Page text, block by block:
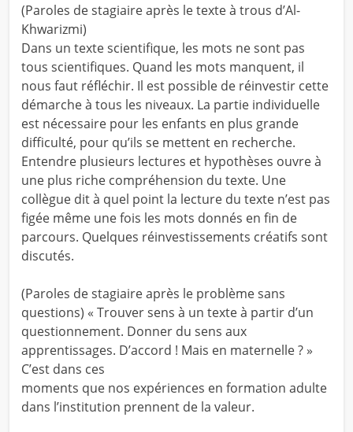
(Paroles de stagiaire après le texte à trous d’Al-
Khwarizmi)
Dans un texte scientifique, les mots ne sont pas
tous scientifiques. Quand les mots manquent, il
nous faut réfléchir. Il est possible de réinvestir cette
démarche à tous les niveaux. La partie individuelle
est nécessaire pour les enfants en plus grande
difficulté, pour qu’ils se mettent en recherche.
Entendre plusieurs lectures et hypothèses ouvre à
une plus riche compréhension du texte. Une
collègue dit à quel point la lecture du texte n’est pas
figée même une fois les mots donnés en fin de
parcours. Quelques réinvestissements créatifs sont
discutés.
(Paroles de stagiaire après le problème sans
questions) « Trouver sens à un texte à partir d’un
questionnement. Donner du sens aux
apprentissages. D’accord ! Mais en maternelle ? »
C’est dans ces
moments que nos expériences en formation adulte
dans l’institution prennent de la valeur.